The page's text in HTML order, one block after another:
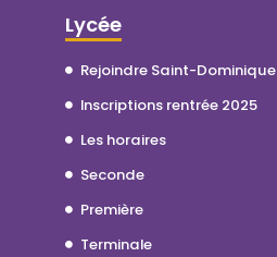
Lycée
Rejoindre Saint-Dominique
Inscriptions rentrée 2025
Les horaires
Seconde
Première
Terminale